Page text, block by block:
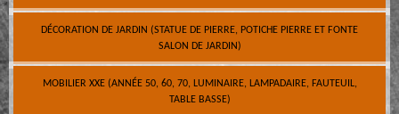
DÉCORATION DE JARDIN (STATUE DE PIERRE, POTICHE PIERRE ET FONTE
SALON DE JARDIN)
MOBILIER XXE (ANNÉE 50, 60, 70, LUMINAIRE, LAMPADAIRE, FAUTEUIL,
TABLE BASSE)